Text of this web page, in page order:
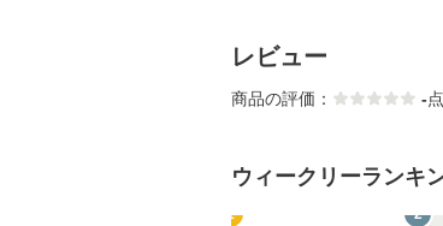
レビュー
商品の評価： -点
ウィークリーランキ
1 2